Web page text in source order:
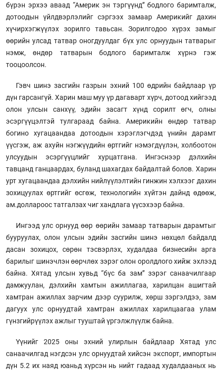
бүрэн эрхээ аваад “Америк эн тэргүүнд” бодлого баримталж,
дотоодын үйлдвэрлэлийг сэргээх замаар Америкийг дахин
хүчирхэгжүүлэх зорилго тавьсан. Зорилгодоо хүрэх замыг
өөрийн улсад татвар оногдуулдаг бүх улс орнуудын татварыг
нэмж, өндөр татварын бодлого баримталж хүрнэ гэж
тооцоолсон.
Гэвч шинэ засгийн газрын эхний 100 өдрийн байдлаар үр
дүн гарсангүй. Харин маш муу үр дагаварт хүрч, дотоод хийгээд
олон улсын санхүү, эдийн засагт хүнд сорилт өгч, олны
эсэргүүцэлтэй тулгараад байна. Америкийн өндөр татвар
богино хугацаандаа дотоодын хэрэглэгчдэд үнийн дарамт
үүсгэж, аж ахуйн нэгжүүдийн өртгийг нэмэгдүүлэн, холбоотон
улсуудын эсэргүүцлийг хурцатгана. Ингэснээр дэлхийн
тавцанд ганцаардах, буланд шахагдах байдалтай болов. Харин
урт хугацаандаа дэлхийн нийлүүлэлтийн гинжин хэлхээг дахин
зохицуулах өртгийг өсгөж, технологийн хүйтэн дайнд өдөөж,
ам.доллароос татгалзах чиг хандлага үүсэхээр байна.
Ингээд улс орнууд өөр өөрийн замаар татварын дарамтыг
бууруулах, олон улсын эдийн засгийн шинэ нөхцөл байдалд
дасан зохицох, сөрөн тэсвэрлэх, худалдаа бизнесийн арга
барилыг шинэчлэн өөрчлөх зэрэг олон оролдлого хийж эхлээд
байна. Хятад улсын хувьд “бүс ба зам” зэрэг санаачилгаар
дамжуулан, дэлхийн хамтын ажиллагаа, харилцан ашигтай
хамтран ажиллах зарчим дээр суурилж, хөрш зэргэлдээ, зам
дагуух улс орнуудтай хамтран ажиллах харилцаагаа улам
гүнзгийрүүлэх ажлыг тууштай үргэлжлүүлж байна.
Үүнийг 2025 оны эхний улирлын байдлаар Хятад улс
санаачилгад нэгдсэн улс орнуудтай хийсэн экспорт, импортын
дүн 5.2 их наяд юаньд хүрсэн нь нийт гадаад худалдааных нь